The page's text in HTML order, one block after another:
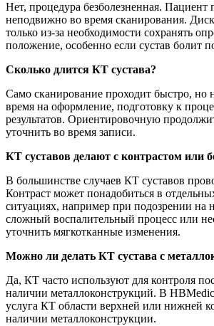
Нет, процедура безболезненная. Пациент
неподвижно во время сканирования.
только из-за необходимости сохранять
положение, особенно если сустав болит
Сколько длится КТ сустава?
Само сканирование проходит быстро, но
время на оформление, подготовку к
результатов. Ориентировочную
уточнить во время записи.
КТ суставов делают с контрастом или
В большинстве случаев КТ суставов
Контраст может понадобиться в
ситуациях, например при подозрении на
сложный воспалительный процесс или
уточнить мягкотканные изменения.
Можно ли делать КТ сустава с
Да, КТ часто используют для контроля
наличии металлоконструкций. В
услуга КТ области верхней или нижней
наличии металлоконструкции.